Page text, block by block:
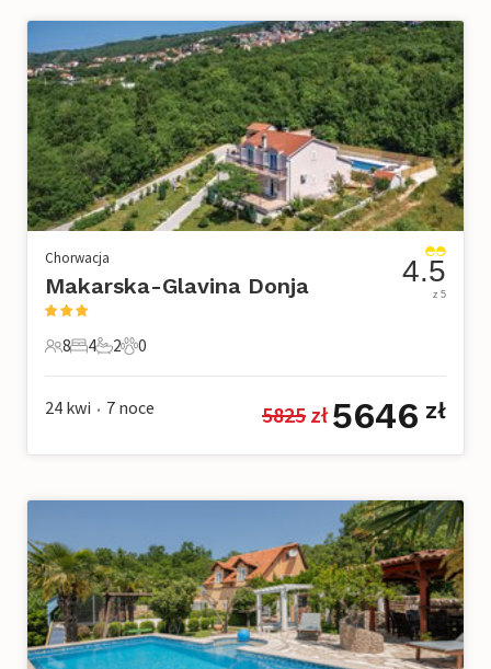
Chorwacja
Makarska-Glavina Donja
8 Goście
8
4 Sypialnie
4
2 Łazienki
2
0 Zwierzęta domowe
0
4.5
z 5
24 kwi • 7 noce 5825 zł 5646 zł